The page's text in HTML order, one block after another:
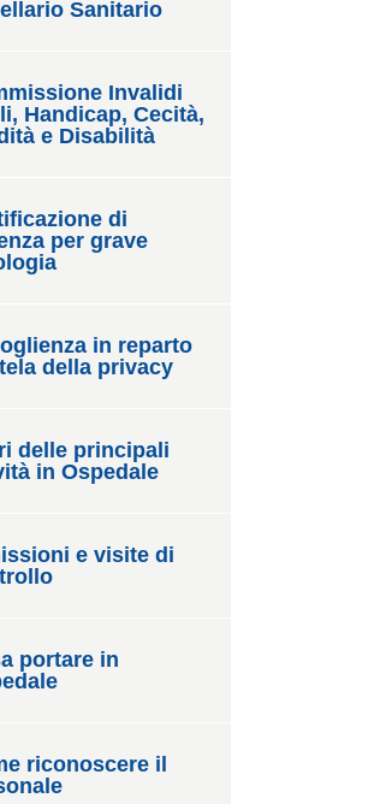
Sanitario
Invalidi
Handicap, Cecità,
e Disabilità
di
per grave
in reparto
della privacy
delle principali
in Ospedale
e visite di
portare in
riconoscere il